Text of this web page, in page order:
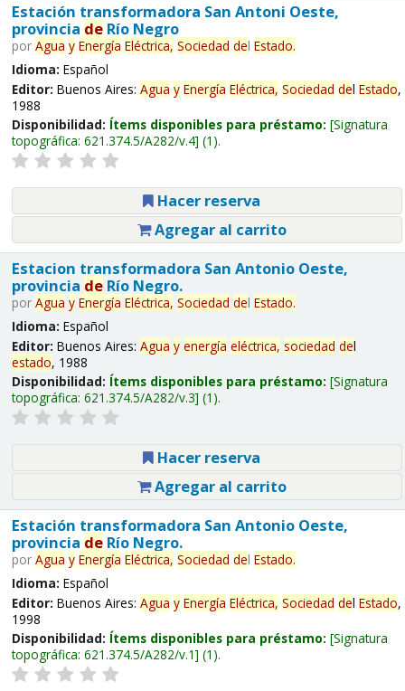
Estación transformadora San Antoni Oeste,
provincia deRío Negro
por Agua y Energía Eléctrica, Sociedad del Estado.
Idioma: Español
Editor: Buenos Aires: Agua y Energía Eléctrica, Sociedad del Estado,
1988
Disponibilidad: Ítems disponibles para préstamo: Signatura
topográfica: 621.374.5/A282/v.4 (1).
Hacer reserva
Agregar al carrito
Estacion transformadora San Antonio Oeste,
provincia deRío Negro.
por Agua y Energía Eléctrica, Sociedad del Estado.
Idioma: Español
Editor: Buenos Aires: Agua y energía eléctrica, sociedad del
estado, 1988
Disponibilidad: Ítems disponibles para préstamo: Signatura
topográfica: 621.374.5/A282/v.3 (1).
Hacer reserva
Agregar al carrito
Estación transformadora San Antonio Oeste,
provincia deRío Negro.
por Agua y Energía Eléctrica, Sociedad del Estado.
Idioma: Español
Editor: Buenos Aires: Agua y Energía Eléctrica, Sociedad del Estado,
1998
Disponibilidad: Ítems disponibles para préstamo: Signatura
topográfica: 621.374.5/A282/v.1 (1).